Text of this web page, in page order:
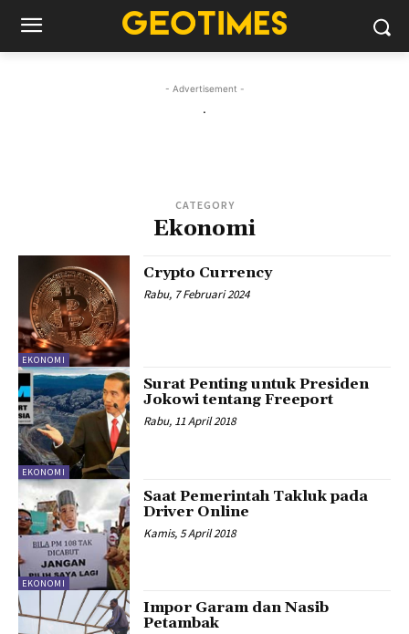
- Advertisement -
.
CATEGORY
Ekonomi
EKONOMI
Crypto Currency
Rabu, 7 Februari 2024
EKONOMI
Surat Penting untuk Presiden
Jokowi tentang Freeport
Rabu, 11 April 2018
EKONOMI
Saat Pemerintah Takluk pada
Driver Online
Kamis, 5 April 2018
Impor Garam dan Nasib
Petambak